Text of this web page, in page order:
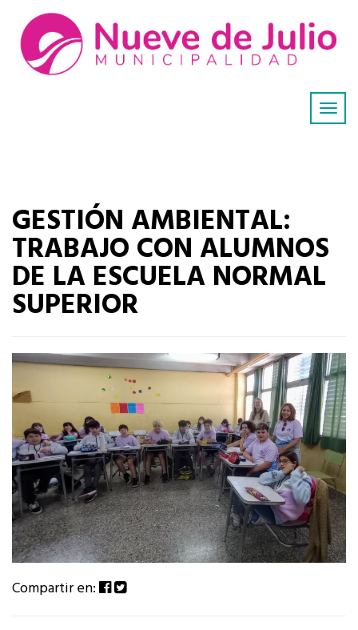
GESTIÓN AMBIENTAL:
TRABAJO CON ALUMNOS
DE LA ESCUELA NORMAL
SUPERIOR
Compartir en: